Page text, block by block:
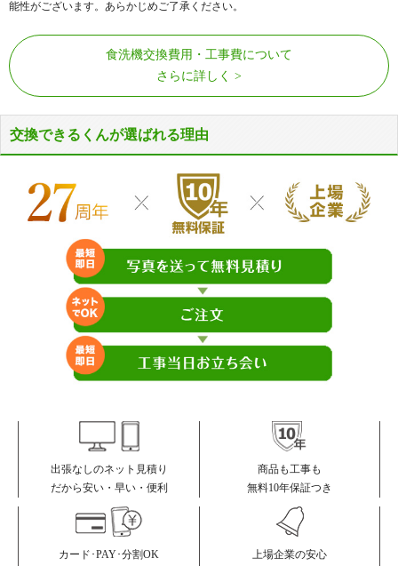
能性がございます。あらかじめご了承ください。
食洗機交換費用・工事費について
さらに詳しく
交換できるくんが選ばれる理由
出張なしのネット見積り
だから安い・早い・便利
商品も工事も
無料10年保証つき
カード･PAY･分割OK 上場企業の安心